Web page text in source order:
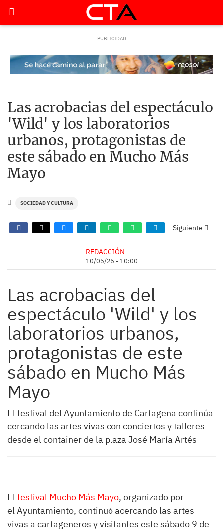
Las acrobacias del espectáculo
'Wild' y los laboratorios
urbanos, protagonistas de
este sábado en Mucho Más
Mayo
SOCIEDAD Y CULTURA
Siguiente
REDACCIÓN
10/05/26 - 10:00
Las acrobacias del
espectáculo 'Wild' y los
laboratorios urbanos,
protagonistas de este
sábado en Mucho Más
Mayo
El festival del Ayuntamiento de Cartagena continúa
cercando las artes vivas con conciertos y talleres
desde el container de la plaza José María Artés
Elfestival Mucho Más Mayo, organizado por
el Ayuntamiento, continuó acercando las artes
vivas a cartageneros y visitantes este sábado 9 de